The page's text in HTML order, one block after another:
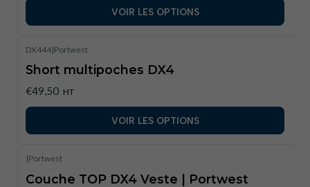
VOIR LES OPTIONS
DX444|Portwest
Short multipoches DX4
€49,50 HT
VOIR LES OPTIONS
|Portwest
Couche TOP DX4 Veste | Portwest